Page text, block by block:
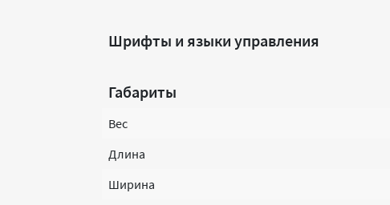
Шрифты и языки управления
Габариты
Вес
Длина
Ширина